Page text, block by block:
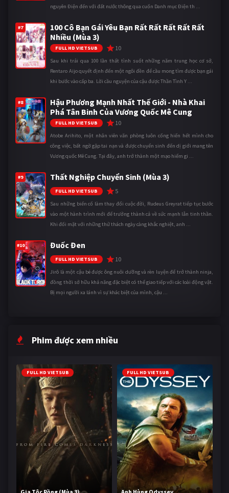
nguyên Điện đến với đất nước thông qua cuốn Danh mục Điện th ...
#7
100 Cô Bạn Gái Yêu Bạn Rất Rất Rất Rất Rất
Nhiều (Mùa 3)
FULL HD VIETSUB 10
Sau khi trải qua 100 lần thất tình suốt những năm trung học cơ sở,
Rentaro Aijo quyết định đến một ngôi đền để cầu mong tìm được bạn gái
khi bước vào cấp ba. Lời cầu nguyện của cậu được Thần Tình Y ...
#8
Hậu Phương Mạnh Nhất Thế Giới - Nhà Khai
Phá Tân Binh Của Vương Quốc Mê Cung
FULL HD VIETSUB 10
Atobe Arihito, một nhân viên văn phòng luôn cống hiến hết mình cho
công việc, bất ngờ gặp tai nạn và được chuyển sinh đến dị giới mang tên
Vương quốc Mê Cung. Tại đây, anh trở thành một mạo hiểm gi ...
#9 Thất Nghiệp Chuyển Sinh (Mùa 3)
FULL HD VIETSUB 5
Sau những biến cố làm thay đổi cuộc đời, Rudeus Greyrat tiếp tục bước
vào một hành trình mới để trưởng thành cả về sức mạnh lẫn tinh thần.
Khi đối mặt với những thử thách ngày càng khắc nghiệt, anh ...
#10 Đuốc Đen
FULL HD VIETSUB 10
Jirô là một cậu bé được ông nuôi dưỡng và rèn luyện để trở thành ninja,
đồng thời sở hữu khả năng đặc biệt có thể giao tiếp với các loài động vật.
Bị mọi người xa lánh vì sự khác biệt của mình, cậu ...
Phim được xem nhiều
FULL HD VIETSUB FULL HD VIETSUB